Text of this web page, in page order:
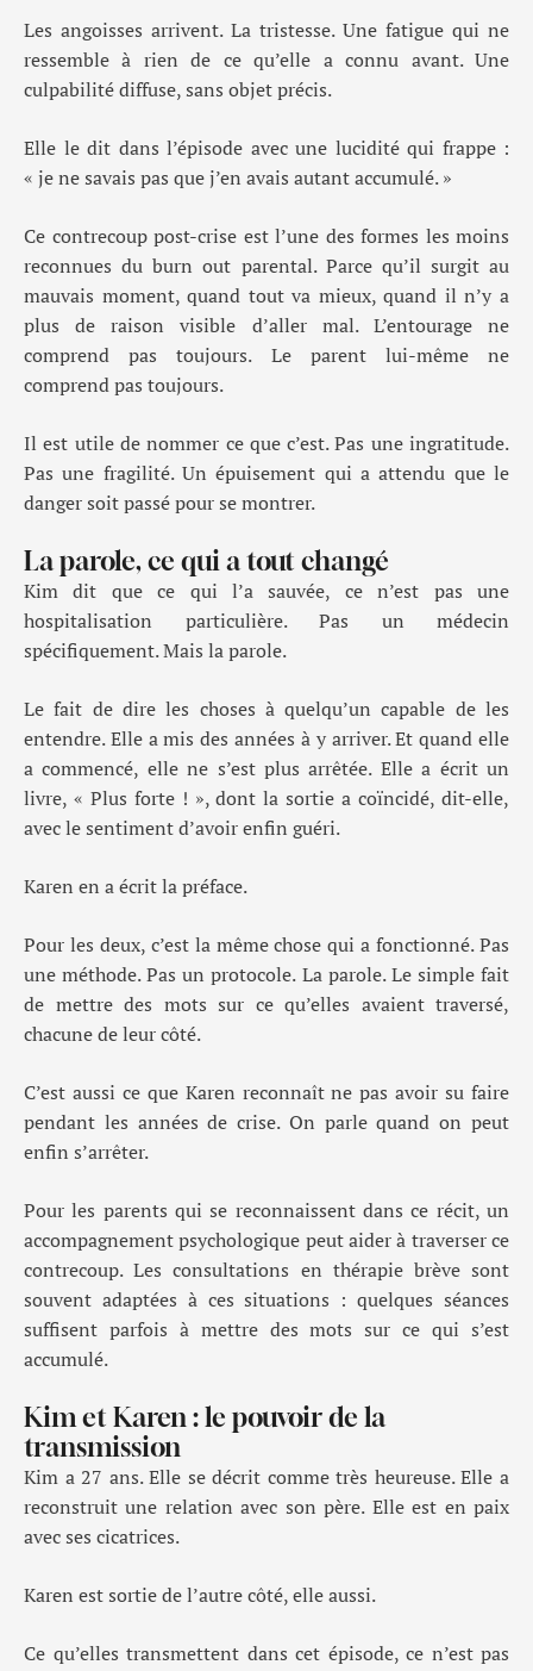
Les angoisses arrivent. La tristesse. Une fatigue qui ne
ressemble à rien de ce qu’elle a connu avant. Une
culpabilité diffuse, sans objet précis.
Elle le dit dans l’épisode avec une lucidité qui frappe :
« je ne savais pas que j’en avais autant accumulé. »
Ce contrecoup post-crise est l’une des formes les moins
reconnues du burn out parental. Parce qu’il surgit au
mauvais moment, quand tout va mieux, quand il n’y a
plus de raison visible d’aller mal. L’entourage ne
comprend pas toujours. Le parent lui-même ne
comprend pas toujours.
Il est utile de nommer ce que c’est. Pas une ingratitude.
Pas une fragilité. Un épuisement qui a attendu que le
danger soit passé pour se montrer.
La parole, ce qui a tout changé
Kim dit que ce qui l’a sauvée, ce n’est pas une
hospitalisation particulière. Pas un médecin
spécifiquement. Mais la parole.
Le fait de dire les choses à quelqu’un capable de les
entendre. Elle a mis des années à y arriver. Et quand elle
a commencé, elle ne s’est plus arrêtée. Elle a écrit un
livre, « Plus forte ! », dont la sortie a coïncidé, dit-elle,
avec le sentiment d’avoir enfin guéri.
Karen en a écrit la préface.
Pour les deux, c’est la même chose qui a fonctionné. Pas
une méthode. Pas un protocole. La parole. Le simple fait
de mettre des mots sur ce qu’elles avaient traversé,
chacune de leur côté.
C’est aussi ce que Karen reconnaît ne pas avoir su faire
pendant les années de crise. On parle quand on peut
enfin s’arrêter.
Pour les parents qui se reconnaissent dans ce récit, un
accompagnement psychologique peut aider à traverser ce
contrecoup. Les consultations en thérapie brève sont
souvent adaptées à ces situations : quelques séances
suffisent parfois à mettre des mots sur ce qui s’est
accumulé.
Kim et Karen : le pouvoir de la
transmission
Kim a 27 ans. Elle se décrit comme très heureuse. Elle a
reconstruit une relation avec son père. Elle est en paix
avec ses cicatrices.
Karen est sortie de l’autre côté, elle aussi.
Ce qu’elles transmettent dans cet épisode, ce n’est pas